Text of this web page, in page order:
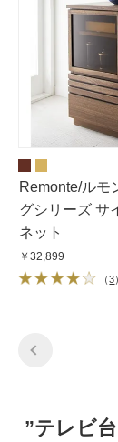
Remonte/ルモ
グシリーズ サ
ネット
￥32,899
（3
”テレビ